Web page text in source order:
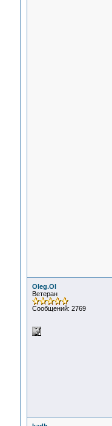
Oleg.Ol
Ветеран
Сообщений: 2769